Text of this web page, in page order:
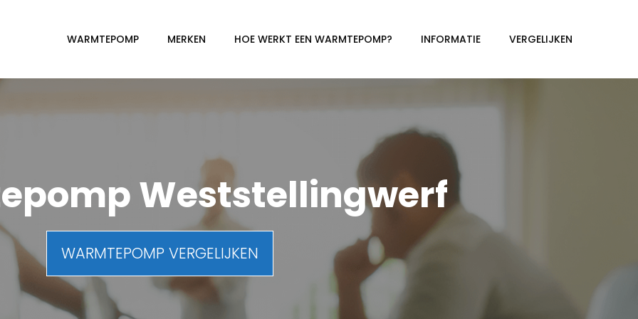
WARMTEPOMP MERKEN HOE WERKT EEN WARMTEPOMP? INFORMATIE VERGELIJKEN
Weststellingwerf
WARMTEPOMP VERGELIJKEN